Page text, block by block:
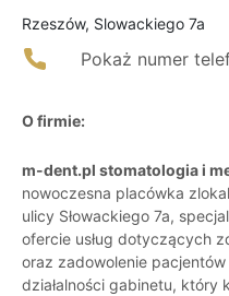
Rzeszów, Slowackiego 7a
Pokaż numer
O firmie:
m-dent.pl stomatologia i
nowoczesna placówka
ulicy Słowackiego 7a,
ofercie usług dotyczących
oraz zadowolenie
działalności gabinetu, który